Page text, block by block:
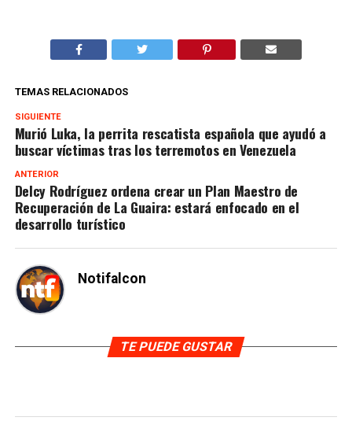
TEMAS RELACIONADOS
SIGUIENTE
Murió Luka, la perrita rescatista española que ayudó a
buscar víctimas tras los terremotos en Venezuela
ANTERIOR
Delcy Rodríguez ordena crear un Plan Maestro de
Recuperación de La Guaira: estará enfocado en el
desarrollo turístico
Notifalcon
TE PUEDE GUSTAR